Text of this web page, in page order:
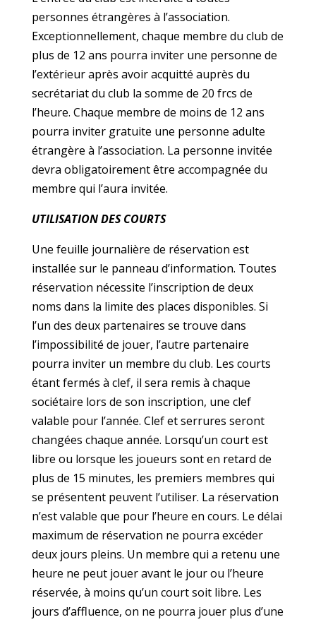
personnes étrangères à l’association.
Exceptionnellement, chaque membre du club de
plus de 12 ans pourra inviter une personne de
l’extérieur après avoir acquitté auprès du
secrétariat du club la somme de 20 frcs de
l’heure. Chaque membre de moins de 12 ans
pourra inviter gratuite une personne adulte
étrangère à l’association. La personne invitée
devra obligatoirement être accompagnée du
membre qui l’aura invitée.
UTILISATION DES COURTS
Une feuille journalière de réservation est
installée sur le panneau d’information. Toutes
réservation nécessite l’inscription de deux
noms dans la limite des places disponibles. Si
l’un des deux partenaires se trouve dans
l’impossibilité de jouer, l’autre partenaire
pourra inviter un membre du club. Les courts
étant fermés à clef, il sera remis à chaque
sociétaire lors de son inscription, une clef
valable pour l’année. Clef et serrures seront
changées chaque année. Lorsqu’un court est
libre ou lorsque les joueurs sont en retard de
plus de 15 minutes, les premiers membres qui
se présentent peuvent l’utiliser. La réservation
n’est valable que pour l’heure en cours. Le délai
maximum de réservation ne pourra excéder
deux jours pleins. Un membre qui a retenu une
heure ne peut jouer avant le jour ou l’heure
réservée, à moins qu’un court soit libre. Les
jours d’affluence, on ne pourra jouer plus d’une